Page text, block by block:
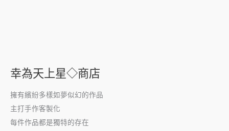
幸為天上星◇商店
擁有繽紛多樣如夢似幻的作品
主打手作客製化
每件作品都是獨特的存在